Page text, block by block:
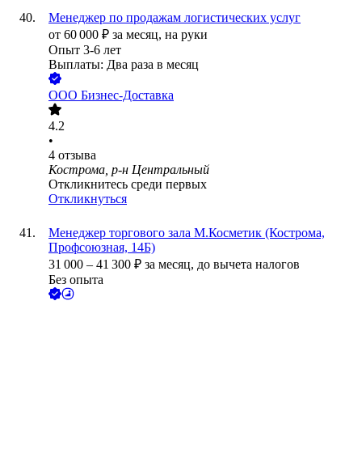
Менеджер по продажам логистических услуг
от 60 000 ₽ за месяц, на руки
Опыт 3-6 лет
Выплаты: Два раза в месяц
ООО Бизнес-Доставка
4.2
•
4 отзыва
Кострома, р-н Центральный
Откликнитесь среди первых
Откликнуться
Менеджер торгового зала М.Косметик (Кострома,
Профсоюзная, 14Б)
31 000 – 41 300 ₽ за месяц, до вычета налогов
Без опыта